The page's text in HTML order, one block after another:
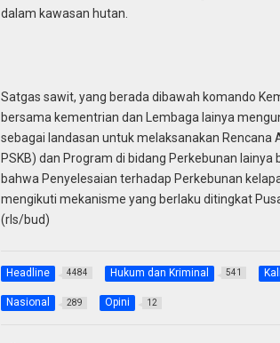
dalam kawasan hutan.
Satgas sawit, yang berada dibawah komando
bersama kementrian dan Lembaga lainya
sebagai landasan untuk melaksanakan Rencana
PSKB) dan Program di bidang Perkebunan
bahwa Penyelesaian terhadap Perkebunan
mengikuti mekanisme yang berlaku ditingkat
(rls/bud)
Headline 4484 Hukum dan Kriminal 541
Nasional 289 Opini 12